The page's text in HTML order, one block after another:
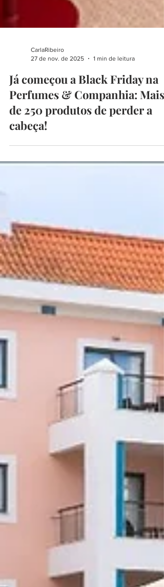
27 de nov. de 2025
1 min de leitura
Já começou a Black Friday na
Perfumes & Companhia: Mais
de 250 produtos de perder a
cabeça!